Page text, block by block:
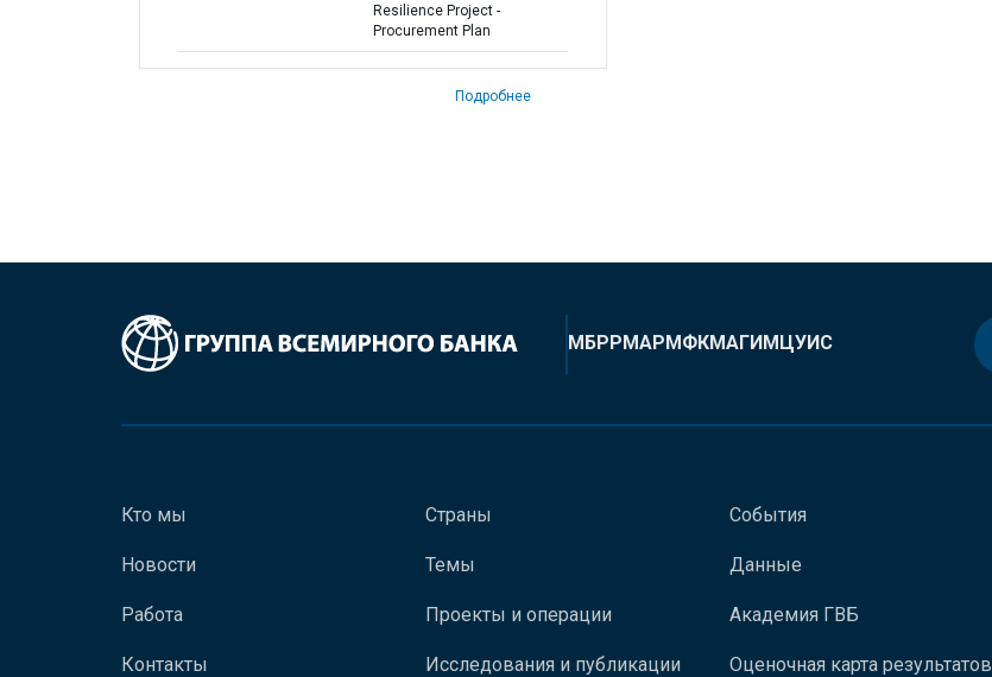
Resilience Project -
Procurement Plan
Подробнее
МБРРМАРМФКМАГИМЦУИС
Кто мы
Новости
Работа
Контакты
Страны
Темы
Проекты и операции
Исследования и публикации
События
Данные
Академия ГВБ
Оценочная карта результатов